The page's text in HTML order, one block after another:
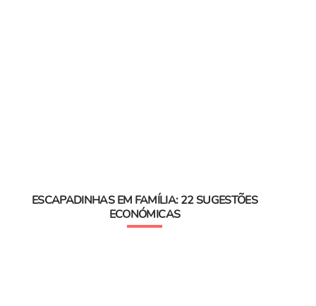
ESCAPADINHAS EM FAMÍLIA: 22 SUGESTÕES
ECONÓMICAS